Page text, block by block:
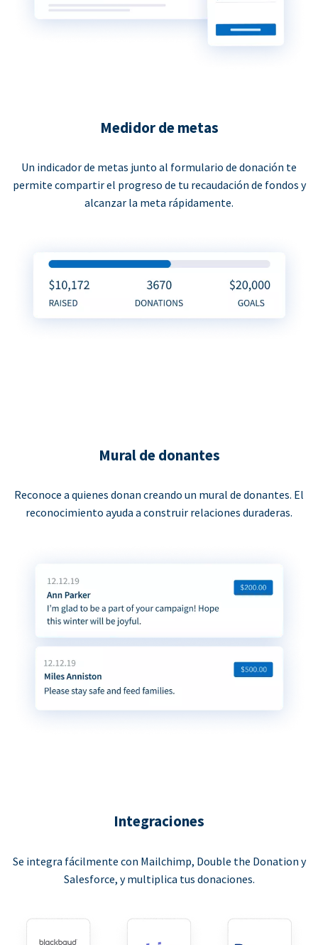
Medidor de metas
Un indicador de metas junto al formulario de donación te
permite compartir el progreso de tu recaudación de fondos y
alcanzar la meta rápidamente.
Mural de donantes
Reconoce a quienes donan creando un mural de donantes. El
reconocimiento ayuda a construir relaciones duraderas.
Integraciones
Se integra fácilmente con Mailchimp, Double the Donation y
Salesforce, y multiplica tus donaciones.